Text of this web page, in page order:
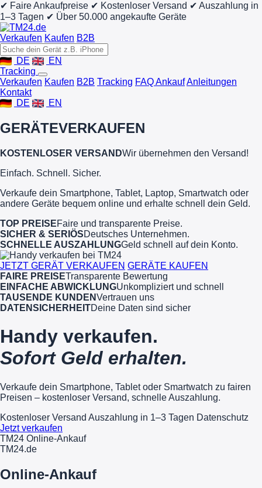
✔ Faire Ankaufpreise ✔ Kostenloser Versand ✔ Auszahlung in
1–3 Tagen ✔ Über 50.000 angekaufte Geräte
Verkaufen Kaufen B2B
DE
EN
Tracking
Verkaufen Kaufen B2B Tracking FAQ AnkaufAnleitungen
Kontakt
DE
EN
GERÄTEVERKAUFEN
KOSTENLOSER VERSANDWir übernehmen den Versand!
Einfach. Schnell. Sicher.
Verkaufe dein Smartphone, Tablet, Laptop, Smartwatch oder
andere Geräte bequem online und erhalte schnell dein Geld.
TOP PREISEFaire und transparente Preise.
SICHER & SERIÖSDeutsches Unternehmen.
SCHNELLE AUSZAHLUNGGeld schnell auf dein Konto.
JETZT GERÄT VERKAUFEN GERÄTE KAUFEN
FAIRE PREISETransparente Bewertung
EINFACHE ABWICKLUNGUnkompliziert und schnell
TAUSENDE KUNDENVertrauen uns
DATENSICHERHEITDeine Daten sind sicher
Handy verkaufen.
Sofort Geld erhalten.
Verkaufe dein Smartphone, Tablet oder Smartwatch zu fairen
Preisen – kostenloser Versand, schnelle Auszahlung.
Kostenloser Versand Auszahlung in 1–3 Tagen Datenschutz
Jetzt verkaufen
TM24 Online-Ankauf
TM24.de
Online-Ankauf